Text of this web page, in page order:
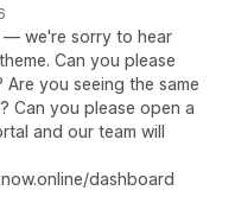
we're sorry to hear
Can you please
you seeing the same
Can you please open a
and our team will
dashboard